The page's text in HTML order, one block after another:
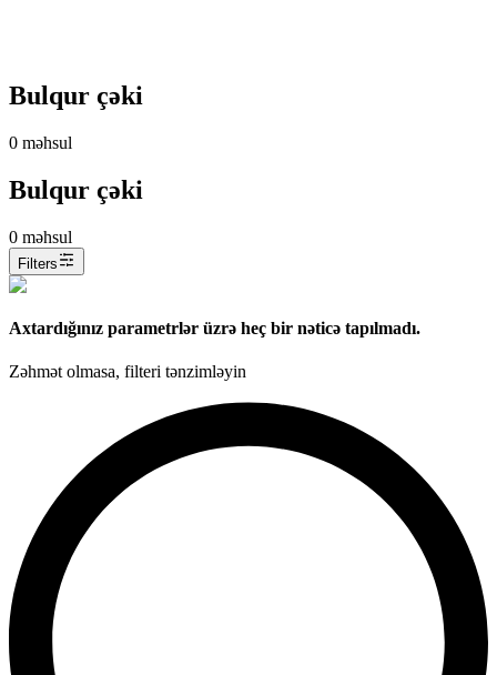
Bulqur çəki
0 məhsul
Bulqur çəki
0 məhsul
Filters
Axtardığınız parametrlər üzrə heç bir nəticə tapılmadı.
Zəhmət olmasa, filteri tənzimləyin